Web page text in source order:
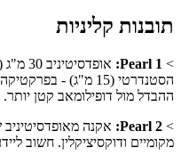
תובנות קליניות
>
Pearl 1:
ההבדל מול דופילומאב קטן יותר.
>
Pearl 2: אקנה מאופדסיטיניב
מקומיים ודוקסיציקלין. חשוב